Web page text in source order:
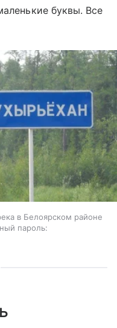
буквы. Все
в Белоярском районе
пароль: